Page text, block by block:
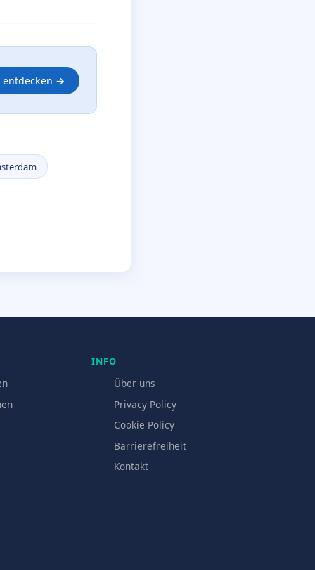
entdecken →
INFO
Über uns
Privacy Policy
Cookie Policy
Barrierefreiheit
Kontakt